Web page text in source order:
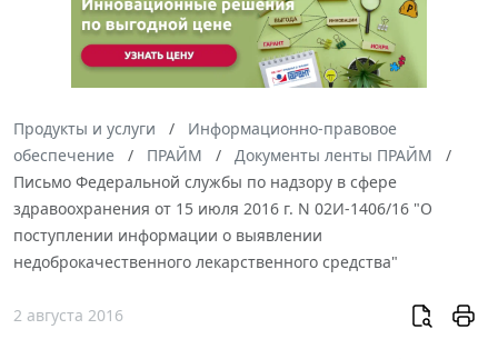
Продукты и услуги
Информационно-правовое
обеспечение
ПРАЙМ
Документы ленты ПРАЙМ
Письмо Федеральной службы по надзору в сфере
здравоохранения от 15 июля 2016 г. N 02И-1406/16 "О
поступлении информации о выявлении
недоброкачественного лекарственного средства"
2 августа 2016